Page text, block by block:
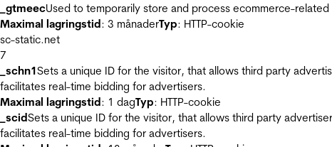
_gtmeecUsed to temporarily store and process ecommerce-
Maximal lagringstid: 3 månaderTyp: HTTP-cookie
sc-static.net
7
_schn1Sets a unique ID for the visitor, that allows third party
facilitates real-time bidding for advertisers.
Maximal lagringstid: 1 dagTyp: HTTP-cookie
_scidSets a unique ID for the visitor, that allows third party
facilitates real-time bidding for advertisers.